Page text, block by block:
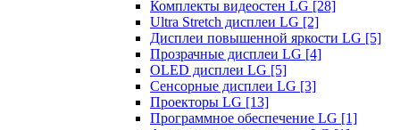
Комплекты видеостен LG [28]
Ultra Stretch дисплеи LG [2]
Дисплеи повышенной яркости LG [5]
Прозрачные дисплеи LG [4]
OLED дисплеи LG [5]
Сенсорные дисплеи LG [3]
Проекторы LG [13]
Программное обеспечение LG [1]